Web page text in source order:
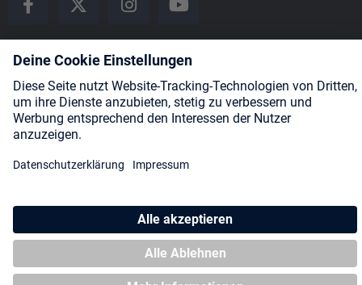
Payment Methods
Shipping
* Alle Preise inkl. gesetzl. Mehrwertsteuer zzgl.Versandkostenund
ggf. Nachnahmegebühren, wenn nicht anders angegeben.